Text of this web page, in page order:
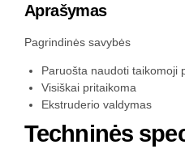
Aprašymas
Pagrindinės savybės
Paruošta naudoti taikomoji
Visiškai pritaikoma
Ekstruderio valdymas
Techninės